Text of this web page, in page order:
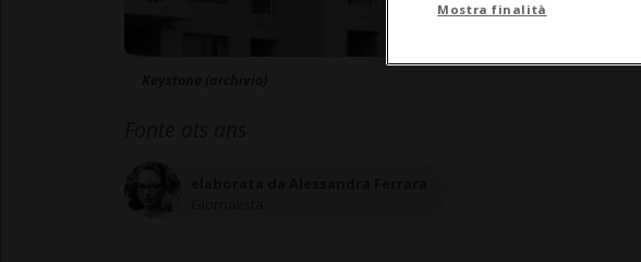
Mostra finalità